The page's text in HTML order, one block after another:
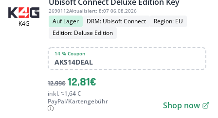
K4G
2690112Aktualisiert: 8:07 06.08.2026
Auf Lager DRM: Ubisoft Connect
Region: EU
Edition: Deluxe Edition
14 % Coupon
AKS14DEAL
12,99€ 12,81€
inkl. ≈1,64 €
PayPal/Kartengebühr
Shop now